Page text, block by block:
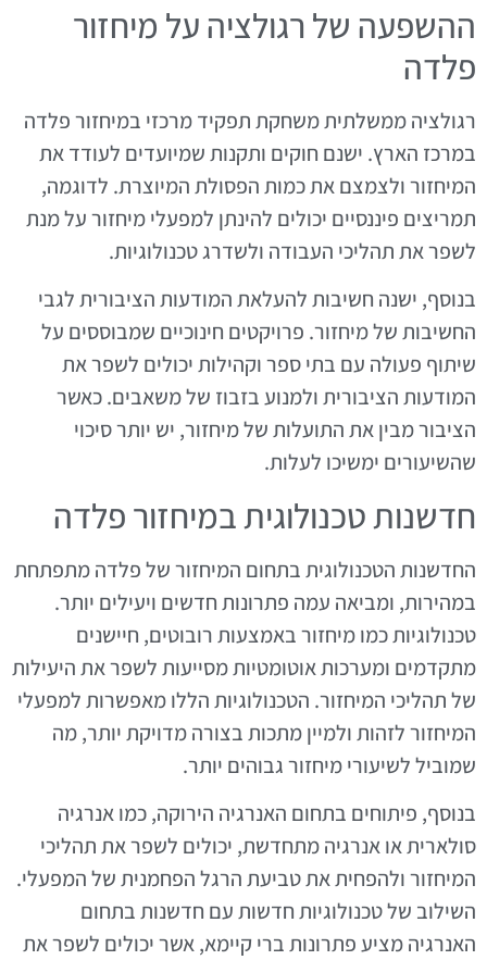
ההשפעה של רגולציה על מיחזור
פלדה
רגולציה ממשלתית משחקת תפקיד מרכזי במיחזור פלדה
במרכז הארץ. ישנם חוקים ותקנות שמיועדים לעודד את
המיחזור ולצמצם את כמות הפסולת המיוצרת. לדוגמה,
תמריצים פיננסיים יכולים להינתן למפעלי מיחזור על מנת
לשפר את תהליכי העבודה ולשדרג טכנולוגיות.
בנוסף, ישנה חשיבות להעלאת המודעות הציבורית לגבי
החשיבות של מיחזור. פרויקטים חינוכיים שמבוססים על
שיתוף פעולה עם בתי ספר וקהילות יכולים לשפר את
המודעות הציבורית ולמנוע בזבוז של משאבים. כאשר
הציבור מבין את התועלות של מיחזור, יש יותר סיכוי
שהשיעורים ימשיכו לעלות.
חדשנות טכנולוגית במיחזור פלדה
החדשנות הטכנולוגית בתחום המיחזור של פלדה מתפתחת
במהירות, ומביאה עמה פתרונות חדשים ויעילים יותר.
טכנולוגיות כמו מיחזור באמצעות רובוטים, חיישנים
מתקדמים ומערכות אוטומטיות מסייעות לשפר את היעילות
של תהליכי המיחזור. הטכנולוגיות הללו מאפשרות למפעלי
המיחזור לזהות ולמיין מתכות בצורה מדויקת יותר, מה
שמוביל לשיעורי מיחזור גבוהים יותר.
בנוסף, פיתוחים בתחום האנרגיה הירוקה, כמו אנרגיה
סולארית או אנרגיה מתחדשת, יכולים לשפר את תהליכי
המיחזור ולהפחית את טביעת הרגל הפחמנית של המפעלי.
השילוב של טכנולוגיות חדשות עם חדשנות בתחום
האנרגיה מציע פתרונות ברי קיימא, אשר יכולים לשפר את